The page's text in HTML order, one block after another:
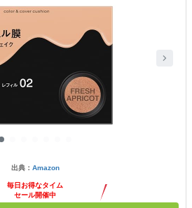
出典： Amazon
毎日お得なタイム
セール開催中